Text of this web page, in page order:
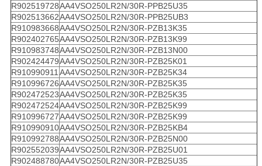
R902519728AA4VSO250LR2N/30R-PPB25U35
R902513662AA4VSO250LR2N/30R-PPB25UB3
R910983668AA4VSO250LR2N/30R-PZB13K35
R902402765AA4VSO250LR2N/30R-PZB13K99
R910983748AA4VSO250LR2N/30R-PZB13N00
R902424479AA4VSO250LR2N/30R-PZB25K01
R910990911 AA4VSO250LR2N/30R-PZB25K34
R910996726AA4VSO250LR2N/30R-PZB25K35
R902472523AA4VSO250LR2N/30R-PZB25K35
R902472524AA4VSO250LR2N/30R-PZB25K99
R910996727AA4VSO250LR2N/30R-PZB25K99
R910990910AA4VSO250LR2N/30R-PZB25KB4
R910992788AA4VSO250LR2N/30R-PZB25N00
R902552039AA4VSO250LR2N/30R-PZB25U01
R902488780AA4VSO250LR2N/30R-PZB25U35